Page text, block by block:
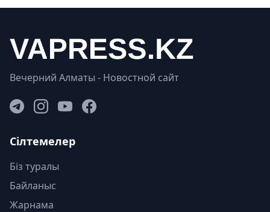
Вечерний Алматы - Новостной сайт
Сілтемелер
Біз туралы
Байланыс
Жарнама